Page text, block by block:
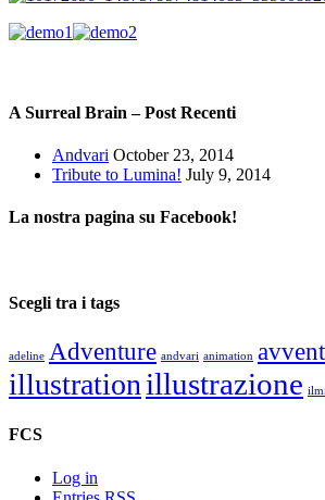
A Surreal Brain – Post Recenti
Andvari October 23, 2014
Tribute to Lumina! July 9, 2014
La nostra pagina su Facebook!
Scegli tra i tags
adeline Adventure andvari animation
illustration illustrazione
FCS
Log in